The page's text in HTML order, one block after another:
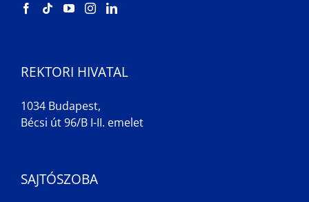
REKTORI HIVATAL
1034 Budapest,
Bécsi út 96/B I-II. emelet
SAJTÓSZOBA